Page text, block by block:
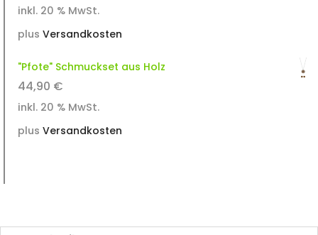
inkl. 20 % MwSt.
plus Versandkosten
"Pfote" Schmuckset aus Holz
44,90 €
inkl. 20 % MwSt.
plus Versandkosten